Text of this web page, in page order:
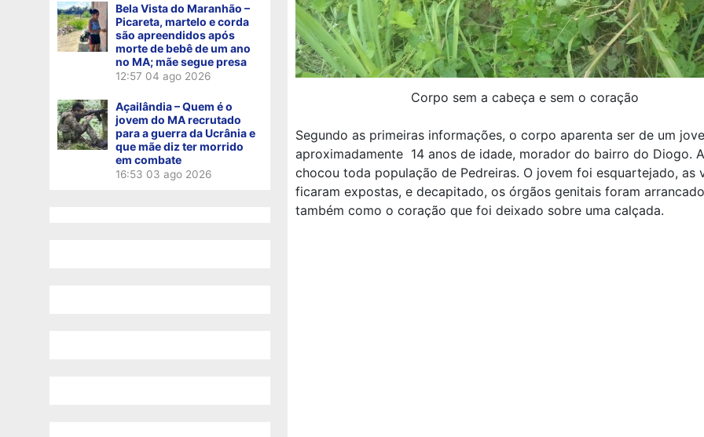
Bela Vista do Maranhão –
Picareta, martelo e corda
são apreendidos após
morte de bebê de um ano
no MA; mãe segue presa
12:57 04 ago 2026
Açailândia – Quem é o
jovem do MA recrutado
para a guerra da Ucrânia e
que mãe diz ter morrido
em combate
16:53 03 ago 2026
Corpo sem a cabeça e sem o coração
Segundo as primeiras informações, o corpo aparenta ser de um
aproximadamente 14 anos de idade, morador do bairro do Diogo.
chocou toda população de Pedreiras. O jovem foi esquartejado, as
ficaram expostas, e decapitado, os órgãos genitais foram
também como o coração que foi deixado sobre uma calçada.